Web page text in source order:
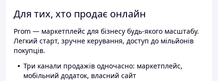
Для тих, хто продає онлайн
Prom — маркетплейс для бізнесу будь-якого масштабу.
Легкий старт, зручне керування, доступ до мільйонів
покупців.
Три канали продажів одночасно: маркетплейс,
мобільний додаток, власний сайт